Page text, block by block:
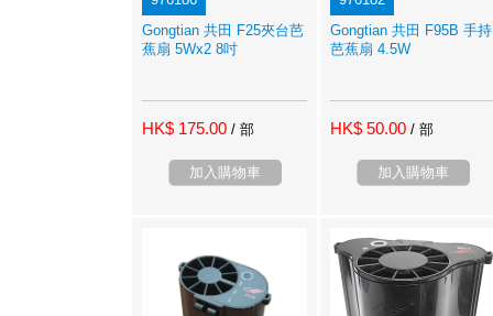
Gongtian 共田 F25夾台芭
蕉扇 5Wx2 8吋
HK$ 175.00 / 部
加入購物車
Gongtian 共田 F95B 手持
芭蕉扇 4.5W
HK$ 50.00 / 部
加入購物車